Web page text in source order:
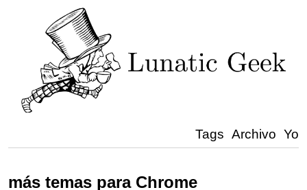
Tags Archivo Yo
más temas para Chrome